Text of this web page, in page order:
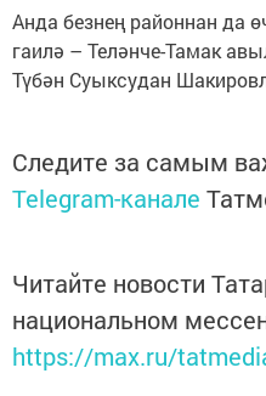
Анда безнең районнан да
гаилә – Теләнче-Тамак
Түбән Суыксудан
Следите за самым
Telegram-канале
Читайте новости
национальном
https://max.ru/